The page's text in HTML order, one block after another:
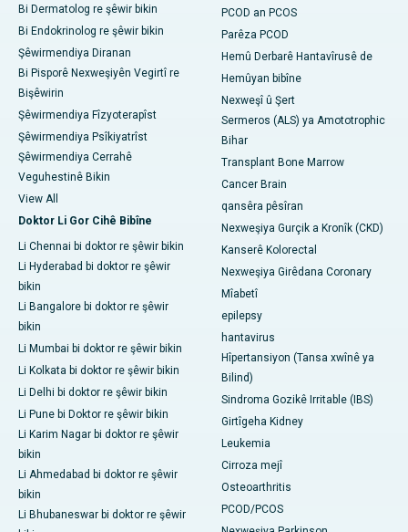
Bi Dermatolog re şêwir bikin
Bi Endokrinolog re şêwir bikin
Şêwirmendiya Diranan
Bi Pisporê Nexweşiyên Vegirtî re
Bişêwirin
Şêwirmendiya Fîzyoterapîst
Şêwirmendiya Psîkiyatrîst
Şêwirmendiya Cerrahê
Veguhestinê Bikin
View All
Doktor Li Gor Cihê Bibîne
Li Chennai bi doktor re şêwir bikin
Li Hyderabad bi doktor re şêwir
bikin
Li Bangalore bi doktor re şêwir
bikin
Li Mumbai bi doktor re şêwir bikin
Li Kolkata bi doktor re şêwir bikin
Li Delhi bi doktor re şêwir bikin
Li Pune bi Doktor re şêwir bikin
Li Karim Nagar bi doktor re şêwir
bikin
Li Ahmedabad bi doktor re şêwir
bikin
Li Bhubaneswar bi doktor re şêwir
PCOD an PCOS
Parêza PCOD
Hemû Derbarê Hantavîrusê de
Hemûyan bibîne
Nexweşî û Şert
Sermeros (ALS) ya Amototrophic
Bihar
Transplant Bone Marrow
Cancer Brain
qansêra pêsîran
Nexweşiya Gurçik a Kronîk (CKD)
Kanserê Kolorectal
Nexweşiya Girêdana Coronary
Mîabetî
epilepsy
hantavirus
Hîpertansiyon (Tansa xwînê ya
Bilind)
Sindroma Gozikê Irritable (IBS)
Girtîgeha Kidney
Leukemia
Cirroza mejî
Osteoarthritis
PCOD/PCOS